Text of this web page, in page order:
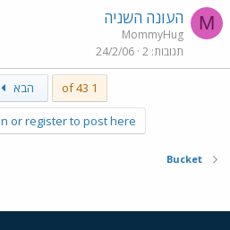
M העונה השניה
MommyHug
תגובות 2
24/2/06
1 of 43 הבא
or register to post here.
Bucket